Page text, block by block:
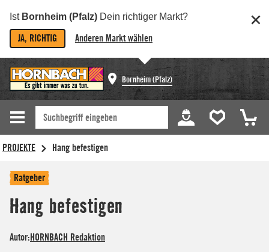
Ist Bornheim (Pfalz) Dein richtiger Markt?
JA, RICHTIG Anderen Markt wählen
Bornheim (Pfalz)